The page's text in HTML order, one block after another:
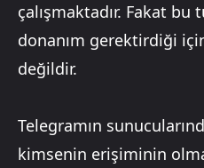
çalışmaktadır. Fakat bu
donanım gerektirdiği
değildir.
Telegramın
kimsenin erişiminin